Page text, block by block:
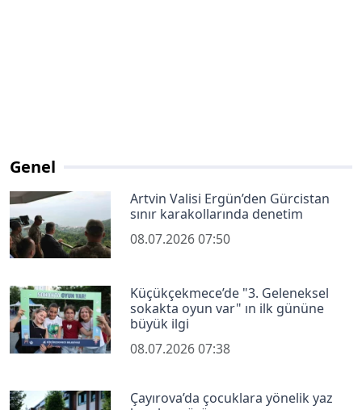
Genel
Artvin Valisi Ergün’den Gürcistan
sınır karakollarında denetim
08.07.2026 07:50
Küçükçekmece’de "3. Geleneksel
sokakta oyun var" ın ilk gününe
büyük ilgi
08.07.2026 07:38
Çayırova’da çocuklara yönelik yaz